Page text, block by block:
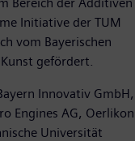
Initiative der TUM
vom Bayerischen
gefördert.
Innovativ GmbH,
Engines AG, Oerlikon
Universität